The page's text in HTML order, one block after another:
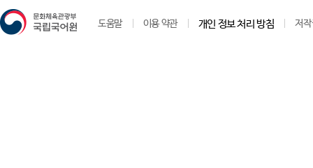
도움말 이용 약관 개인 정보 처리 방침 저